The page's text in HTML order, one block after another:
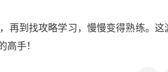
再到找攻略学习，慢慢变得熟练。
手！